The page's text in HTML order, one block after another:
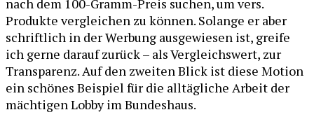
nach dem 100-Gramm-Preis suchen, um vers.
Produkte vergleichen zu können. Solange er aber
schriftlich in der Werbung ausgewiesen ist, greife
ich gerne darauf zurück – als Vergleichswert, zur
Transparenz. Auf den zweiten Blick ist diese Motion
ein schönes Beispiel für die alltägliche Arbeit der
mächtigen Lobby im Bundeshaus.